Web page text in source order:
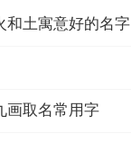
和土寓意好的名字
画取名常用字